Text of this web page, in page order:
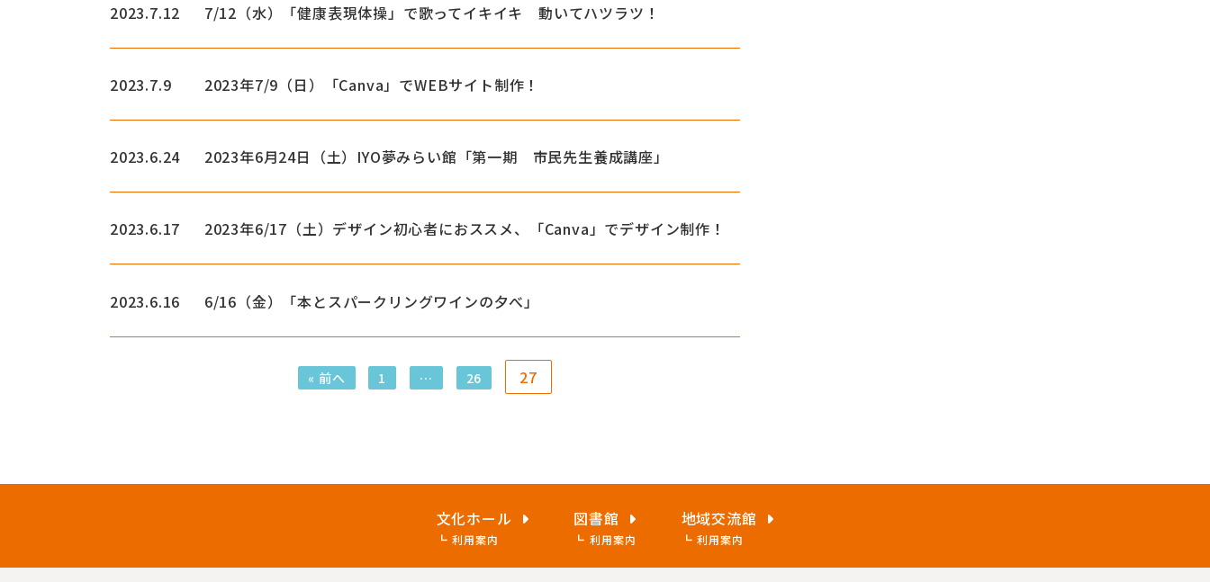
2023.7.12 7/12（水）「健康表現体操」で歌ってイキイキ 動いてハツラツ！
2023.7.9 2023年7/9（日）「Canva」でWEBサイト制作！
2023.6.24 2023年6月24日（土）IYO夢みらい館「第一期 市民先生養成講座」
2023.6.17 2023年6/17（土）デザイン初心者におススメ、「Canva」でデザイン制作！
2023.6.16 6/16（金）「本とスパークリングワインの夕べ」
« 前へ 1 … 26 27
文化ホール
利用案内
図書館
利用案内
地域交流館
利用案内